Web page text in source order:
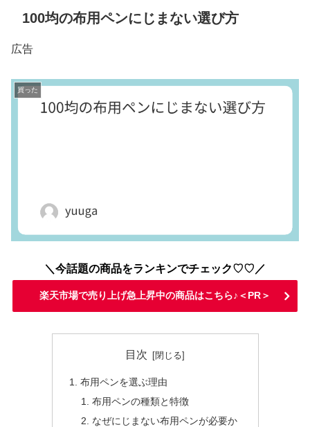
100均の布用ペンにじまない選び方
広告
買った
＼今話題の商品をランキンでチェック♡♡／
楽天市場で売り上げ急上昇中の商品はこちら♪＜PR＞
目次
布用ペンを選ぶ理由
布用ペンの種類と特徴
なぜにじまない布用ペンが必要か